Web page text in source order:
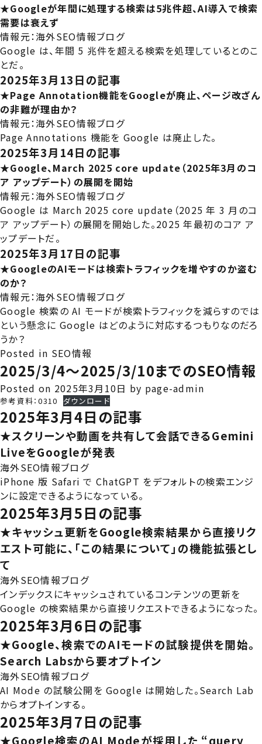
★Googleが年間に処理する検索は5兆件超、AI導入で検索
需要は衰えず
情報元：海外SEO情報ブログ
Google は、年間 5 兆件を超える検索を処理しているとのこ
とだ。
2025年3月13日の記事
★Page Annotation機能をGoogleが廃止、ページ改ざん
の非難が理由か？
情報元：海外SEO情報ブログ
Page Annotations 機能を Google は廃止した。
2025年3月14日の記事
★Google、March 2025 core update（2025年3月のコ
ア アップデート）の展開を開始
情報元：海外SEO情報ブログ
Google は March 2025 core update（2025 年 3 月のコ
ア アップデート）の展開を開始した。2025 年最初のコア ア
ップデートだ。
2025年3月17日の記事
★GoogleのAIモードは検索トラフィックを増やすのか盗む
のか？
情報元：海外SEO情報ブログ
Google 検索の AI モードが検索トラフィックを減らすのでは
という懸念に Google はどのように対応するつもりなのだろ
うか？
Posted in SEO情報
2025/3/4～2025/3/10までのSEO情報
Posted on 2025年3月10日 by page-admin
参考資料：0310 ダウンロード
2025年3月4日の記事
★スクリーンや動画を共有して会話できるGemini
LiveをGoogleが発表
海外SEO情報ブログ
iPhone 版 Safari で ChatGPT をデフォルトの検索エンジ
ンに設定できるようになっている。
2025年3月5日の記事
★キャッシュ更新をGoogle検索結果から直接リク
エスト可能に、「この結果について」の機能拡張とし
て
海外SEO情報ブログ
インデックスにキャッシュされているコンテンツの更新を
Google の検索結果から直接リクエストできるようになった。
2025年3月6日の記事
★Google、検索でのAIモードの試験提供を開始。
Search Labsから要オプトイン
海外SEO情報ブログ
AI Mode の試験公開を Google は開始した。Search Lab
からオプトインする。
2025年3月7日の記事
★Google検索のAI Modeが採用した “query